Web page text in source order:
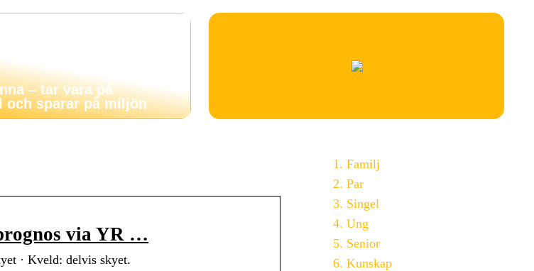
– tar vara på
och sparar på miljön
via YR …
· Kveld: delvis skyet.
Familj
Par
Singel
Ung
Senior
Kunskap